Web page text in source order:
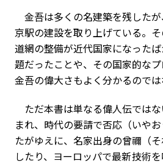
金吾は多くの名建築を残した
京駅の建設を取り上げている。
道網の整備が近代国家になった
題だったことや、その国家的な
金吾の偉大さもよく分かるのでは
ただ本書は単なる偉人伝では
まれ、時代の要請で否応（いや
たがゆえに、名家出身の曾禰（
したり、ヨーロッパで最新技術